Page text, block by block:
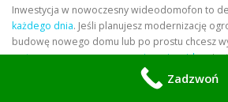
Inwestycja w nowoczesny wideodomofon to
każdego dnia. Jeśli planujesz modernizację
budowę nowego domu lub po prostu chcesz
system na nowoczesne rozwiązanie wideo,
Zadzwoń